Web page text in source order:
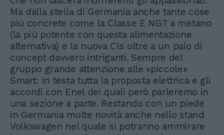
Ma dalla stella di Germania anche tante cose
più concrete come la Classe E NGT a metano
(la più potente con questa alimentazione
alternativa) e la nuova Cls oltre a un paio di
concept davvero intriganti. Sempre del
gruppo grande attenzione alle «piccole»
Smart: in testa tutta la proposta elettrica e gli
accordi con Enel dei quali però parleremo in
una sezione a parte. Restando con un piede
in Germania molte novità anche nello stand
Volkswagen nel quale si potranno ammirare